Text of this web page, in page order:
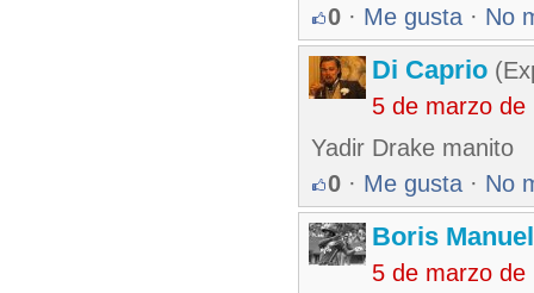
0 · Me gusta · No
Di Caprio
5 de marzo de
Yadir Drake manito
0 · Me gusta · No
Boris
5 de marzo de